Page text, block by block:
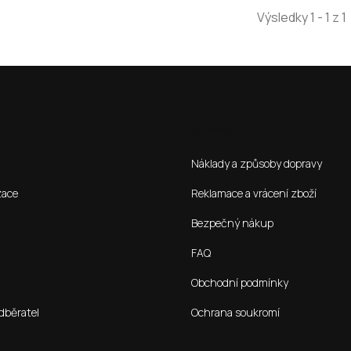
Výsledky 1 - 1 z 1
Náklady a způsoby dopravy
Reklamace a vrácení zboží
Bezpečný nákup
FAQ
Obchodní podmínky
Ochrana soukromí